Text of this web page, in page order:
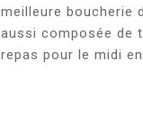
meilleure boucherie
aussi composée de
repas pour le midi